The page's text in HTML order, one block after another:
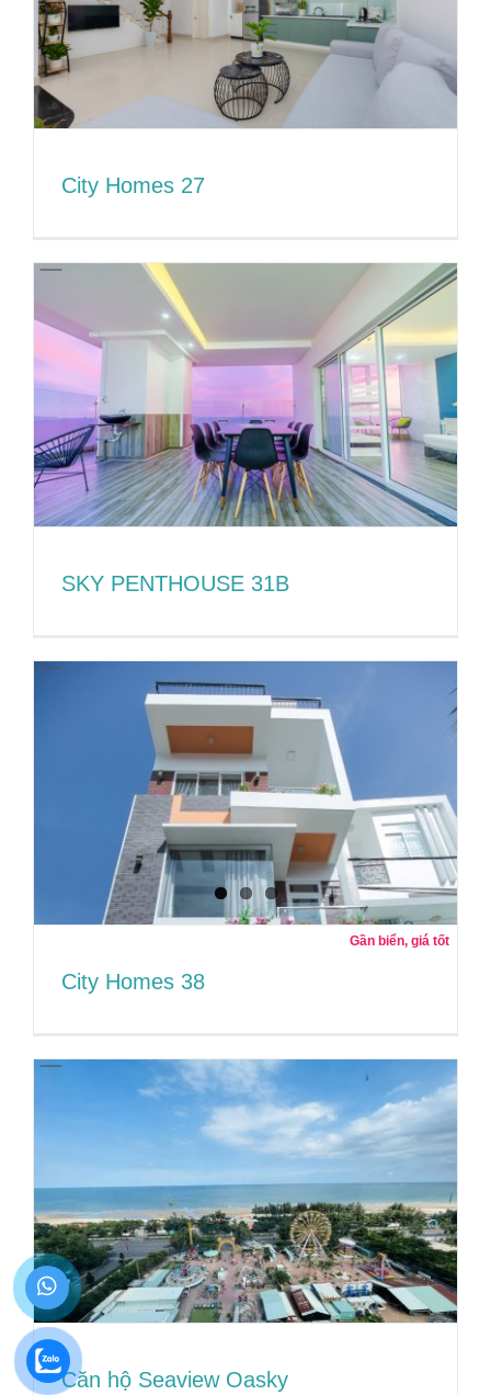
City Homes 27
City Homes 27
SKY PENTHOUSE 31B
SKY PENTHOUSE 31B
City Homes 38
Gần biển, giá tốt
City Homes 38
Căn hộ Seaview Oasky